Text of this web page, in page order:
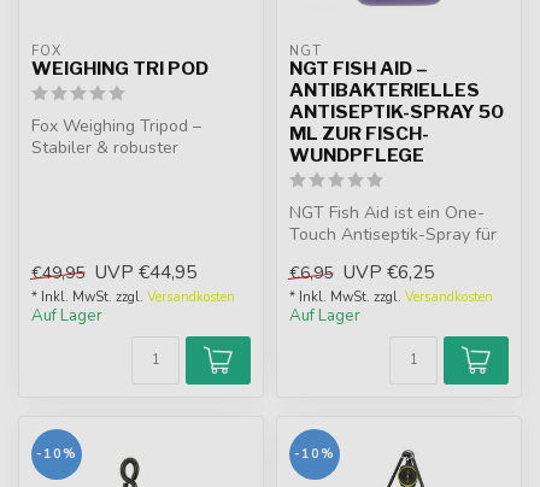
FOX
WEIGHING TRI POD
Fox Weighing Tripod –
Stabiler & robuster
€49,95 UVP €44,95
* Inkl. MwSt. zzgl. Versandkosten
Auf Lager
NGT
NGT FISH AID –
ANTIBAKTERIELLES
ANTISEPTIK-SPRAY 50
ML ZUR FISCH-
WUNDPFLEGE
NGT Fish Aid ist ein One-
Touch Antiseptik-Spray für
dem...
€6,95 UVP €6,25
* Inkl. MwSt. zzgl. Versandkosten
Auf Lager
-10% -10%